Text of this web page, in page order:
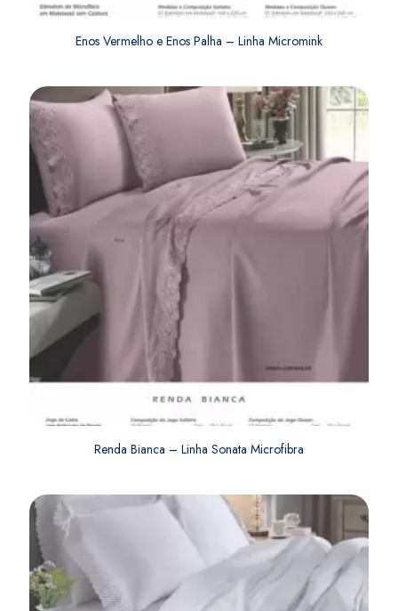
Enos Vermelho e Enos Palha – Linha Micromink
Renda Bianca – Linha Sonata Microfibra